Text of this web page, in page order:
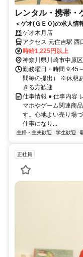
レンタル・携帯・
＜ゲオ(ＧＥＯ)の求人情
ませんか？面接時履歴書
ゲオ木月店
アクセス 元住吉駅 西
時給1,225円以上
神奈川県川崎市中原区
勤務曜日・時間 9:45
間毎の提出） ※休憩
きる方歓迎
仕事情報 ● 仕事内容
マホやゲーム関連商
す。心地よい売り場
仕事になり...
主婦・主夫歓迎 学生歓迎
正社員